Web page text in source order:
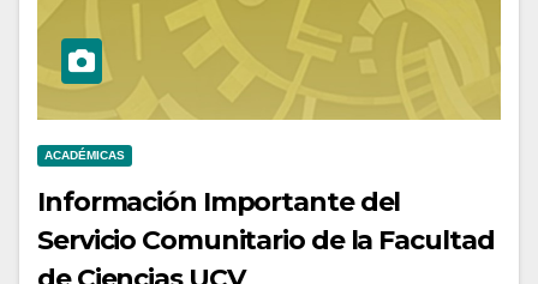
ACADÉMICAS
Información Importante del
Servicio Comunitario de la Facultad